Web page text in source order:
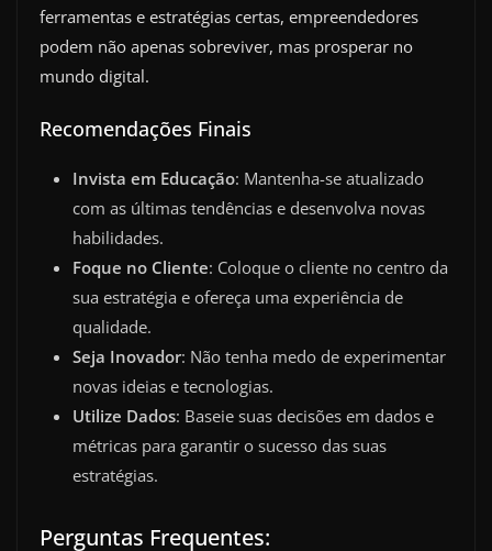
ferramentas e estratégias certas, empreendedores
podem não apenas sobreviver, mas prosperar no
mundo digital.
Recomendações Finais
Invista em Educação: Mantenha-se atualizado
com as últimas tendências e desenvolva novas
habilidades.
Foque no Cliente: Coloque o cliente no centro da
sua estratégia e ofereça uma experiência de
qualidade.
Seja Inovador: Não tenha medo de experimentar
novas ideias e tecnologias.
Utilize Dados: Baseie suas decisões em dados e
métricas para garantir o sucesso das suas
estratégias.
Perguntas Frequentes: